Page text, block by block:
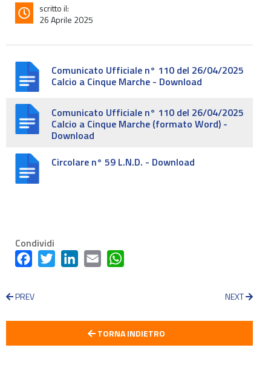
scritto il:
26 Aprile 2025
Comunicato Ufficiale n° 110 del 26/04/2025
Calcio a Cinque Marche - Download
Comunicato Ufficiale n° 110 del 26/04/2025
Calcio a Cinque Marche (formato Word) -
Download
Circolare n° 59 L.N.D. - Download
Condividi
FacebookTwitter LinkedInEmail
PREV NEXT
TORNA INDIETRO